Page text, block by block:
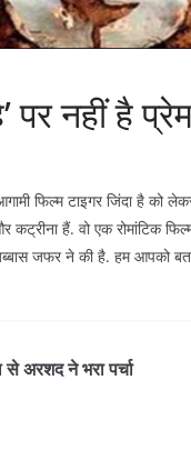
पर नहीं है
फिल्म टाइगर जिंदा है को
हैं. वो एक रोमांटिक
जफर ने की है. हम आपको
अरशद ने भरा पर्चा